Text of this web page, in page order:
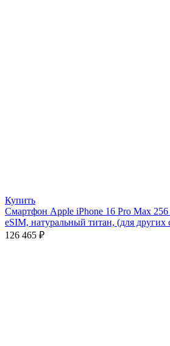
Купить
Смартфон Apple iPhone 16 Pro Max
eSIM, натуральный титан, (для других
126 465 ₽